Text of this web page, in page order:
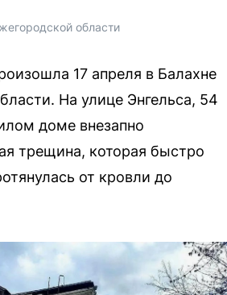
области
17 апреля в Балахне
На улице Энгельса, 54
доме внезапно
трещина, которая быстро
от кровли до